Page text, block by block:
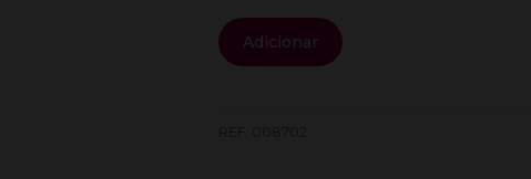
Quantidade
de
Adicionar